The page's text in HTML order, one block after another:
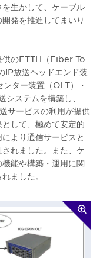
生かして、ケーブル
発を推進してまいり
供のFTTH（Fiber To
放送ヘッドエンド装
ター装置（OLT）・
ステムを構築し、
サービスの利用が提供
して、極めて安定的
より通信サービスと
れました。また、ケ
能や構築・運用に関
ました。